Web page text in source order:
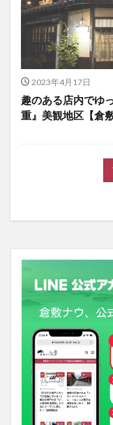
2023年4月17日
趣のある店内でゆ
重』美観地区【倉